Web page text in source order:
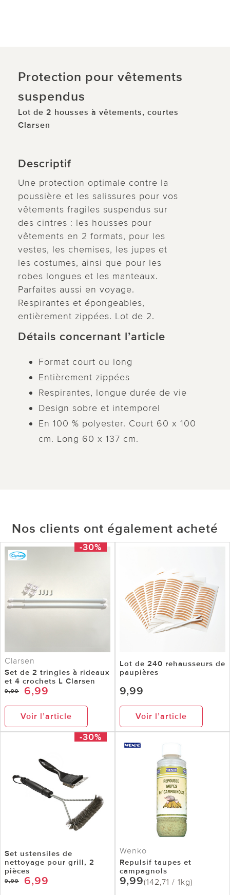
Protection pour vêtements
suspendus
Lot de 2 housses à vêtements, courtes
Clarsen
Descriptif
Une protection optimale contre la
poussière et les salissures pour vos
vêtements fragiles suspendus sur
des cintres : les housses pour
vêtements en 2 formats, pour les
vestes, les chemises, les jupes et
les costumes, ainsi que pour les
robes longues et les manteaux.
Parfaites aussi en voyage.
Respirantes et épongeables,
entièrement zippées. Lot de 2.
Détails concernant l’article
Format court ou long
Entièrement zippées
Respirantes, longue durée de vie
Design sobre et intemporel
En 100 % polyester. Court 60 x 100
cm. Long 60 x 137 cm.
Nos clients ont également acheté
-30%
Clarsen
Set de 2 tringles à rideaux
et 4 crochets L Clarsen
9,99 6,99
Voir l’article
Lot de 240 rehausseurs de
paupières
9,99
Voir l’article
-30%
Set ustensiles de
nettoyage pour grill, 2
pièces
9,99 6,99
Wenko
Repulsif taupes et
campagnols
9,99(142,71 / 1kg)